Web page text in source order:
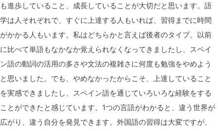
も進歩していること、成長していることが大切だと思います。語
学は人それぞれで、すぐに上達する人もいれば、習得までに時間
がかかる人もいます。私はどちらかと言えば後者のタイプ。以前
に比べて単語もなかなか覚えられなくなってきましたし、スペイ
ン語の動詞の活用の多さや文法の複雑さに何度も勉強をやめよう
と思いました。でも、やめなかったからこそ、上達していること
を実感できましたし、スペイン語を通じていろいろな経験をする
ことができたと感じています。1つの言語がわかると、違う世界が
広がり、違う自分を発見できます。外国語の習得は大変ですが、